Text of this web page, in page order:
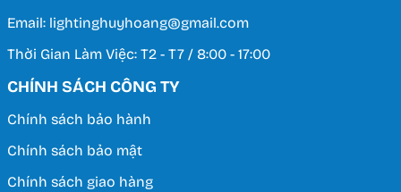
Email: lightinghuyhoang@gmail.com
Thời Gian Làm Việc: T2 - T7 / 8:00 - 17:00
CHÍNH SÁCH CÔNG TY
Chính sách bảo hành
Chính sách bảo mật
Chính sách giao hàng